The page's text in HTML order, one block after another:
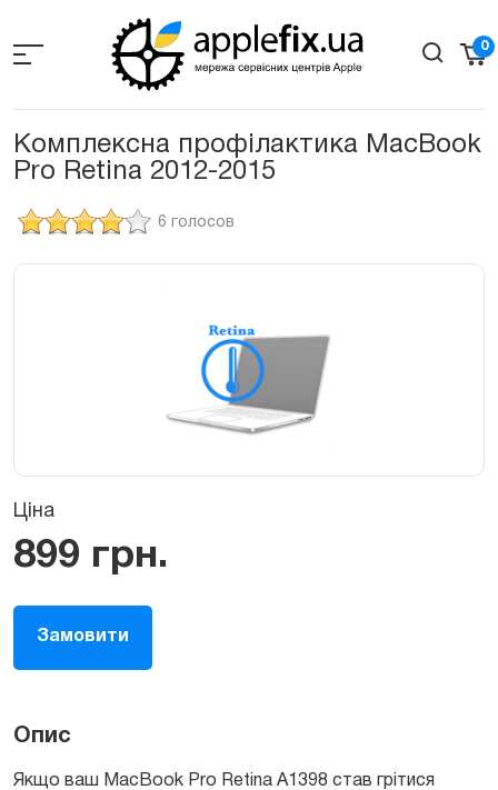
the
0
Комплексна профілактика MacBook
Pro Retina 2012-2015
6 голосов
Ціна
899 грн.
Замовити
Опис
Якщо ваш MacBook Pro Retina A1398 став грітися